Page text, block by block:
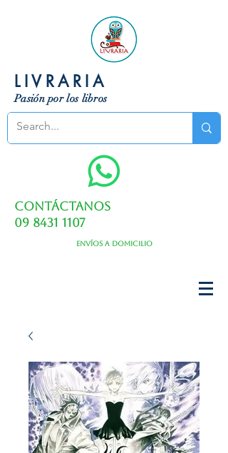
LIVRARIA
Pasión por los libros
Contáctanos
09 8431 1107
Envíos a domicilio